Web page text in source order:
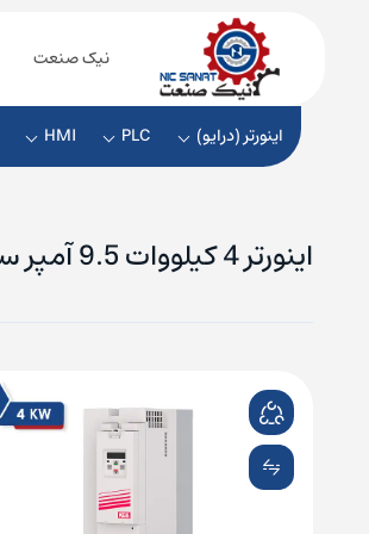
نیک صنعت
اینورتر (درایو) PLC
HMI
کنتاکتور ABB
کنتاکتور ال اس
کنتاکتور هیوندای
اینورتر 4 کیلووات 9.5 آمپر سری F5 کب مدل 12F5A1D-3A0A